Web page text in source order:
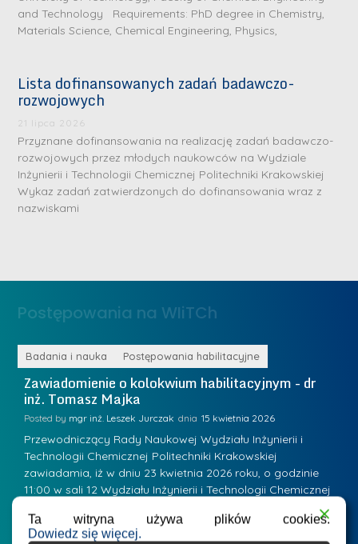
and Technology Requirements: PhD degree in Chemistry,
Materials Science, Chemical Engineering, Physics,
Lista dofinansowanych zadań badawczo-
rozwojowych
21 lipca 2026
Przyznane dofinansowania na realizację zadań badawczo-
rozwojowych przez młodych naukowców na Wydziale
Inżynierii i Technologii Chemicznej Politechniki Krakowskiej
Wykaz zadań zatwierdzonych do dofinansowania wraz z
nazwiskami
Postępowania na WIiTCh
Badania i nauka Postępowania habilitacyjne
Zawiadomienie o kolokwium habilitacyjnym - dr
inż. Tomasz Majka
Posted by mgr inż. Leszek Jurczak 15 kwietnia 2026
Przewodniczący Rady Naukowej Wydziału Inżynierii i
Technologii Chemicznej Politechniki Krakowskiej
zawiadamia, iż w dniu 23 kwietnia 2026 roku, o godzinie
11:00 w sali 12 Wydziału Inżynierii i Technologii Chemicznej
kolokwium habilitacyjne dr inż. Tomasza Majki.
Osiągnięcie naukowe będące podstawą ubiegania się o…
S
r
e
b
r
n
d
a
e
W
a
r
s
z
a
w
s
k
D
ż
M
r
i
K
u
r
a
s
Ta witryna używa plików cookies.
Dowiedz się więcej.